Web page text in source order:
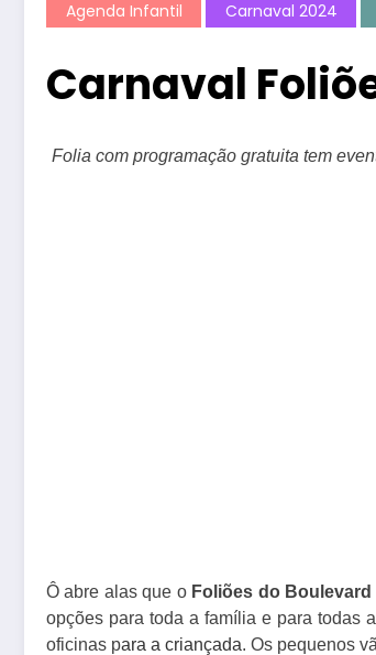
Agenda Infantil Carnaval 2024
Carnaval
Folia com programação gratuita tem
Ô abre alas que o Foliões do Boulevard
opções para toda a família e para todas
oficinas para a criançada. Os pequenos